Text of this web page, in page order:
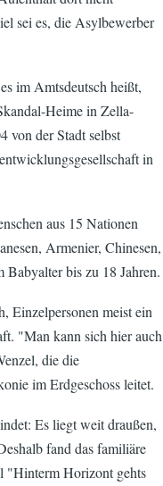
sei es, die Asylbewerber
im Amtsdeutsch heißt,
Heime in Zella-
von der Stadt selbst
in
aus 15 Nationen
Armenier, Chinesen,
bis zu 18 Jahren.
Einzelpersonen meist ein
"Man kann sich hier auch
die die
im Erdgeschoss leitet.
Es liegt weit draußen,
fand das familiäre
"Hinterm Horizont gehts